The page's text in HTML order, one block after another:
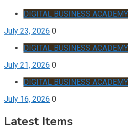
DIGITAL BUSINESS ACADEMY
July 23, 2026 0
DIGITAL BUSINESS ACADEMY
July 21, 2026 0
DIGITAL BUSINESS ACADEMY
July 16, 2026 0
Latest Items